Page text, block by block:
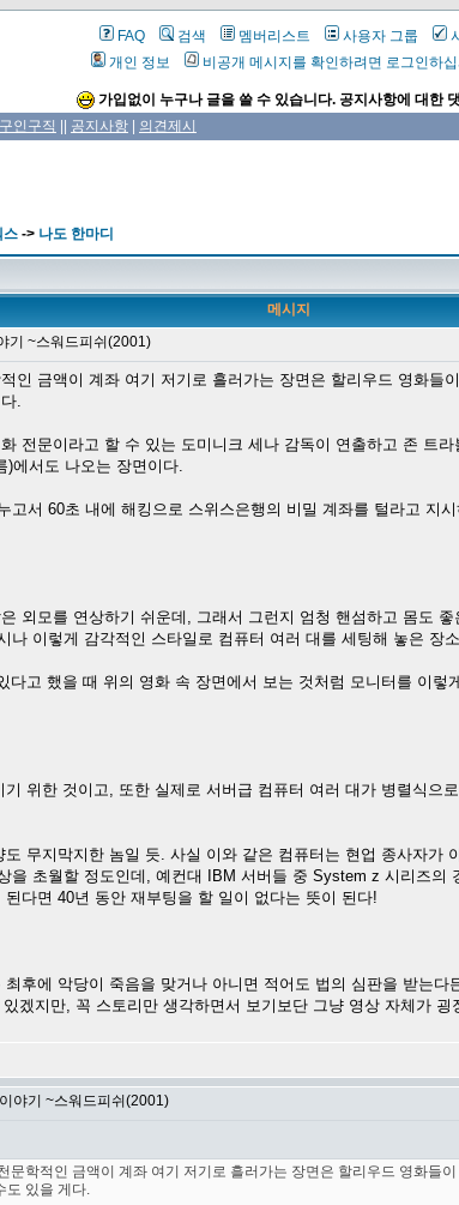
FAQ 검색 멤버리스트 사용자 그룹
개인 정보
비공개 메시지를 확인하려면 로그인하
가입없이 누구나 글을 쓸 수 있습니다. 공지사항에 대한
구인구직 공지사항 의견제시
스 -> 나도 한마디
메시지
기 ~스워드피쉬(2001)
인 금액이 계좌 여기 저기로 흘러가는 장면은 할리우드 영화
.
전문이라고 할 수 있는 도미니크 세나 감독이 연출하고 존 트
)에서도 나오는 장면이다.
서 60초 내에 해킹으로 스위스은행의 비밀 계좌를 털라고 지
외모를 연상하기 쉬운데, 그래서 그런지 엄청 핸섬하고 몸도
나 이렇게 감각적인 스타일로 컴퓨터 여러 대를 세팅해 놓은 장
고 했을 때 위의 영화 속 장면에서 보는 것처럼 모니터를 이
위한 것이고, 또한 실제로 서버급 컴퓨터 여러 대가 병렬식으
무지막지한 놈일 듯. 사실 이와 같은 컴퓨터는 현업 종사자가
을 초월할 정도인데, 예컨대 IBM 서버들 중 System z 시리즈
다면 40년 동안 재부팅을 할 일이 없다는 뜻이 된다!
후에 악당이 죽음을 맞거나 아니면 적어도 법의 심판을 받는
겠지만, 꼭 스토리만 생각하면서 보기보단 그냥 영상 자체가
야기 ~스워드피쉬(2001)
문학적인 금액이 계좌 여기 저기로 흘러가는 장면은 할리우드 영화들
도 있을 게다.